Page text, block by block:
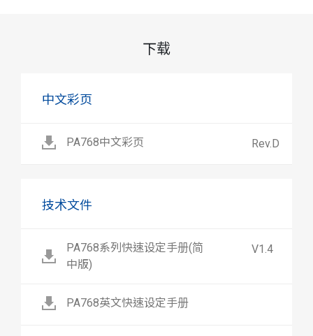
下载
中文彩页
PA768中文彩页 Rev.D
技术文件
PA768系列快速设定手册(简
中版)
V1.4
PA768英文快速设定手册